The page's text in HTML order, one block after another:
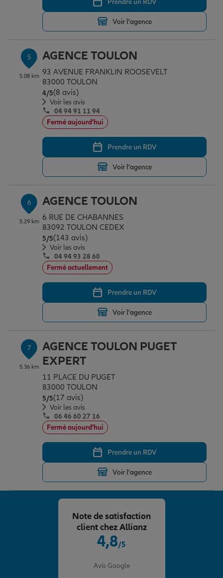
Voir l'agence
5
5.08 km
AGENCE TOULON
93 AVENUE FRANKLIN ROOSEVELT
83000 TOULON
4/5Note de 4 sur 5
(8 avis)
Voir les avis
04 94 91 11 94
Fermé aujourd'hui
Prendre un RDV
Voir l'agence
6
5.29 km
AGENCE TOULON
6 RUE DE CHABANNES
83092 TOULON CEDEX
5/5Note de 5 sur 5
(143 avis)
Voir les avis
04 94 93 28 60
Fermé actuellement
Prendre un RDV
Voir l'agence
7
5.36 km
AGENCE TOULON PUGET
EXPERT
11 PLACE DU PUGET
83000 TOULON
5/5Note de 5 sur 5
(17 avis)
Voir les avis
06 46 60 27 16
Fermé aujourd'hui
Prendre un RDV
Voir l'agence
4,8/5
Avis Google
Note de satisfaction
client chez Allianz